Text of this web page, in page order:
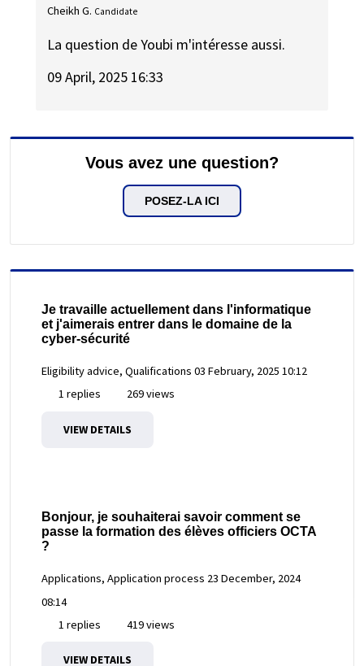
Cheikh G. Candidate
La question de Youbi m'intéresse aussi.
09 April, 2025 16:33
Vous avez une question?
POSEZ-LA ICI
Je travaille actuellement dans l'informatique
et j'aimerais entrer dans le domaine de la
cyber-sécurité
Eligibility advice, Qualifications 03 February, 2025 10:12
1 replies
269 views
VIEW DETAILS
Bonjour, je souhaiterai savoir comment se
passe la formation des élèves officiers OCTA
?
Applications, Application process 23 December, 2024
08:14
1 replies
419 views
VIEW DETAILS